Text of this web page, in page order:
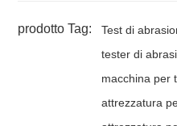
prodotto Tag:
Test di
tester di
macchina per
attrezzatura